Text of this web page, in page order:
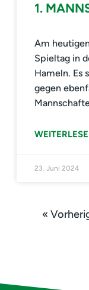
1.
Am
Spieltag in
Hameln. Es
gegen
23. Juni 2024
«